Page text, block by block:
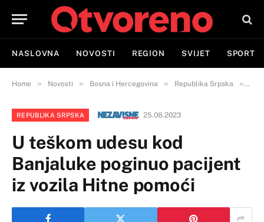
NASLOVNA NOVOSTI REGION SVIJET SPORT
Home » Novosti » Bosna i Hercegovina » Republika Srpska »
REPUBLIKA SRPSKA 25.08.2023
U teškom udesu kod
Banjaluke poginuo pacijent
iz vozila Hitne pomoći